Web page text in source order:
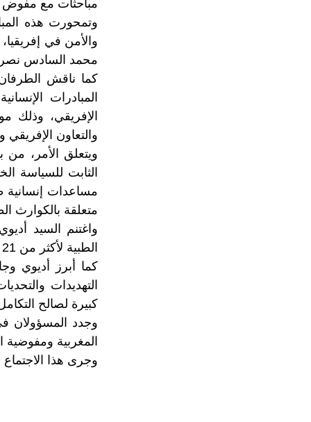
مباحثات مع مفوض
وتمحورت هذه
والأمن في
محمد السادس
كما ناقش
المبادرات
الإفريقي، وذلك
والتعاون الإفريقي
ويتعلق الأمر، من
الثابت للسياسة
مساعدات إنسانية
متعلقة بالكوارث
واغتنم السيد
الطبية لأكثر من 21 دولة أفريقية لمواجهة تفشي جائحة كوفيد-19.
كما أبرز أديوي
التهديدات
كبيرة لصالح
وجدد المسؤولان
المغربية ومفوضية
وجرى هذا